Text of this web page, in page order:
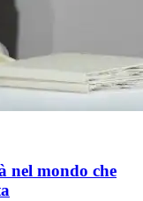
nel mondo che